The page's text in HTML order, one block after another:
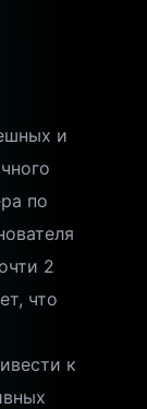
и
по
2
что
к